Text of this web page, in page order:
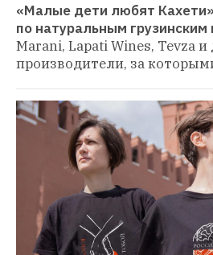
«Малые дети любят
по натуральным
Marani, Lapati Wines, Tevza и
производители, за